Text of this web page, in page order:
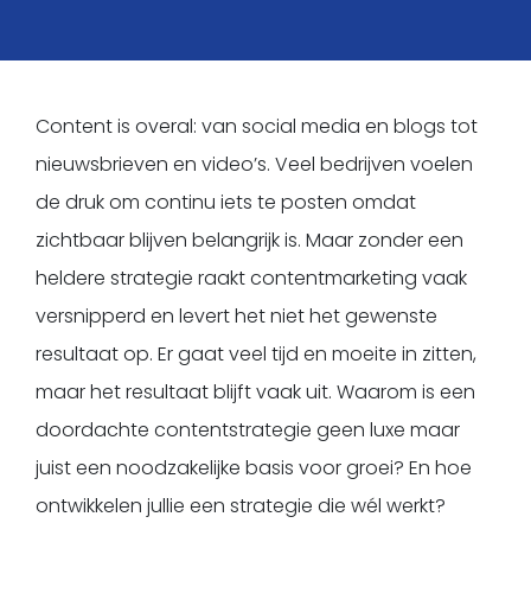
Content is overal: van social media en blogs tot
nieuwsbrieven en video’s. Veel bedrijven voelen
de druk om continu iets te posten omdat
zichtbaar blijven belangrijk is. Maar zonder een
heldere strategie raakt contentmarketing vaak
versnipperd en levert het niet het gewenste
resultaat op. Er gaat veel tijd en moeite in zitten,
maar het resultaat blijft vaak uit. Waarom is een
doordachte contentstrategie geen luxe maar
juist een noodzakelijke basis voor groei? En hoe
ontwikkelen jullie een strategie die wél werkt?